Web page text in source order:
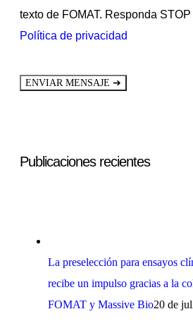
texto de FOMAT. Responda
Política de privacidad
ENVIAR MENSAJE ➔
Publicaciones recientes
La preselección para ensayos
recibe un impulso gracias a la
FOMAT y Massive Bio20 de